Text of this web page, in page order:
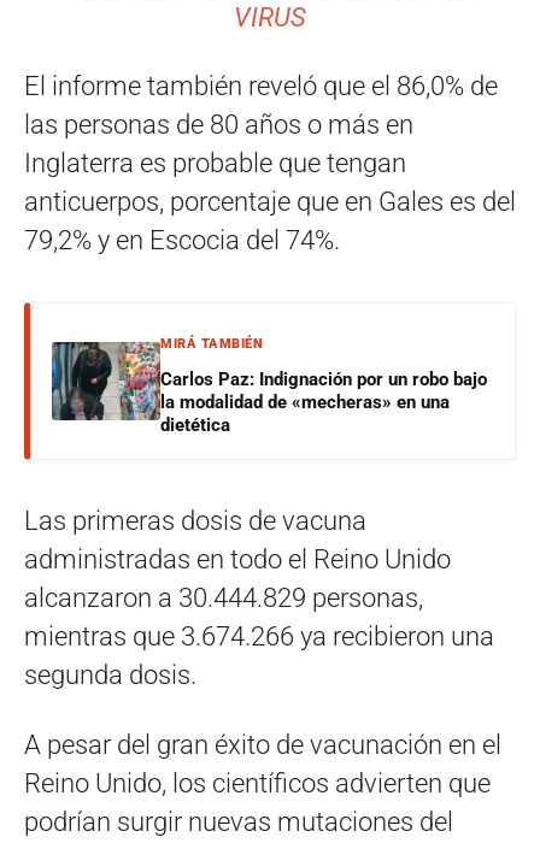
VIRUS
El informe también reveló que el 86,0% de
las personas de 80 años o más en
Inglaterra es probable que tengan
anticuerpos, porcentaje que en Gales es del
79,2% y en Escocia del 74%.
MIRÁ TAMBIÉN
Carlos Paz: Indignación por un robo bajo
la modalidad de «mecheras» en una
dietética
Las primeras dosis de vacuna
administradas en todo el Reino Unido
alcanzaron a 30.444.829 personas,
mientras que 3.674.266 ya recibieron una
segunda dosis.
A pesar del gran éxito de vacunación en el
Reino Unido, los científicos advierten que
podrían surgir nuevas mutaciones del